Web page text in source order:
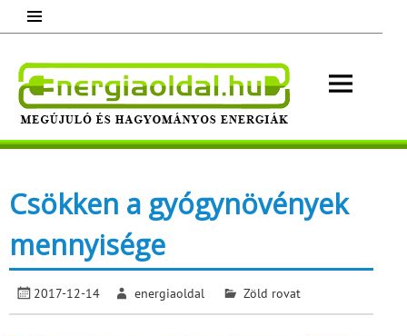
content
Megújuló és hagyományos energiák.
Csökken a gyógynövények
mennyisége
2017-12-14 energiaoldal Zöld rovat